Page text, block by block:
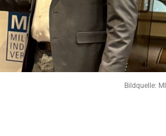
Bildquelle: